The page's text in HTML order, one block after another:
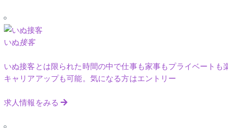
いぬ接客
いぬ接客とは限られた時間の中で仕事も家事もプライベートも
キャリアアップも可能。気になる方はエントリー
求人情報をみる